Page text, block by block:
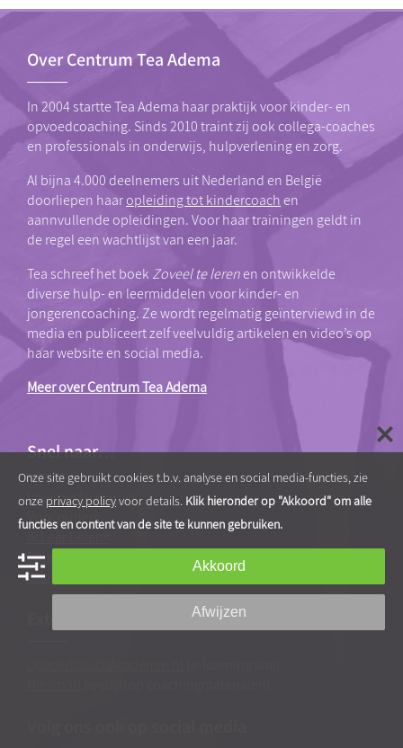
Over Centrum Tea Adema
In 2004 startte Tea Adema haar praktijk voor kinder- en
opvoedcoaching. Sinds 2010 traint zij ook collega-coaches
en professionals in onderwijs, hulpverlening en zorg.
Al bijna 4.000 deelnemers uit Nederland en België
doorliepen haaropleiding tot kindercoachen
aannvullende opleidingen. Voor haar trainingen geldt in
de regel een wachtlijst van een jaar.
Tea schreef het boek Zoveel te lerenen ontwikkelde
diverse hulp- en leermiddelen voor kinder- en
jongerencoaching. Ze wordt regelmatig geïnterviewd in de
media en publiceert zelf veelvuldig artikelen en video’s op
haar website en social media.
Meer over Centrum Tea Adema
Snel naar…
Voor professionals
Voor ouders
Blog
Contact & route
Onze site gebruikt cookies t.b.v. analyse en social media-functies, zie
onze privacy policyvoor details. Klik hieronder op "Akkoord" om alle
functies en content van de site te kunnen gebruiken.
Akkoord
Afwijzen